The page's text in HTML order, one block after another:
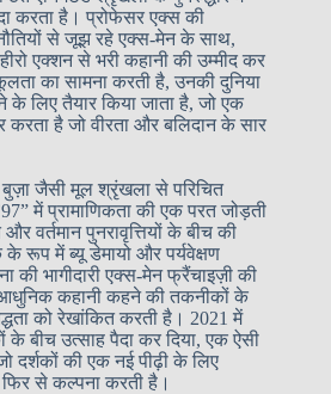
करता है। प्रोफेसर एक्स की
से जूझ रहे एक्स-मेन के साथ,
एक्शन से भरी कहानी की उम्मीद कर
का सामना करती है, उनकी दुनिया
लिए तैयार किया जाता है, जो एक
है जो वीरता और बलिदान के सार
जैसी मूल श्रृंखला से परिचित
में प्रामाणिकता की एक परत जोड़ती
वर्तमान पुनरावृत्तियों के बीच की
रूप में ब्यू डेमायो और पर्यवेक्षण
की भागीदारी एक्स-मेन फ्रैंचाइज़ी की
कहानी कहने की तकनीकों के
को रेखांकित करती है। 2021 में
के बीच उत्साह पैदा कर दिया, एक ऐसी
दर्शकों की एक नई पीढ़ी के लिए
से कल्पना करती है।